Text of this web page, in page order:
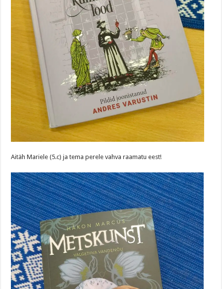
Aitäh Mariele (5.c) ja tema perele vahva raamatu eest!